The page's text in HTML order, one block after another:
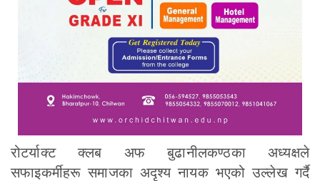
रोटर्याक्ट क्लब अफ बुढानीलकण्ठका अध्यक्षले
सफाइकर्मीहरू समाजका अदृश्य नायक भएको उल्लेख गर्दै